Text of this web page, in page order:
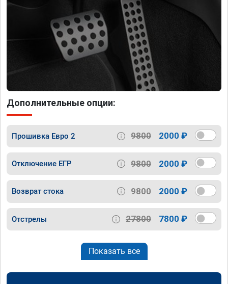
Дополнительные опции:
Прошивка Евро 2 9800 2000 ₽
Отключение ЕГР 9800 2000 ₽
Возврат стока 9800 2000 ₽
Отстрелы 27800 7800 ₽
Показать все